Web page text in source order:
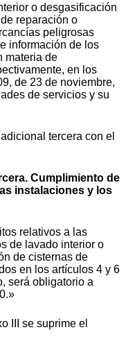
o desgasificación
reparación o
peligrosas
información de los
materia de
en los
de 23 de noviembre,
de servicios y su
tercera con el
Cumplimiento de
instalaciones y los
relativos a las
de lavado interior o
de cisternas de
en los artículos 4 y 6
será obligatorio a
III se suprime el